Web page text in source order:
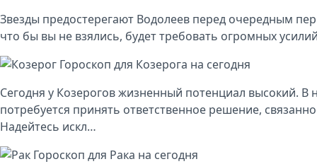
Звезды предостерегают Водолеев перед очередным
что бы вы не взялись, будет требовать огромных
Гороскоп для Козерога на сегодня
Сегодня у Козерогов жизненный потенциал высокий. В
потребуется принять ответственное решение,
Надейтесь искл…
Гороскоп для Рака на сегодня